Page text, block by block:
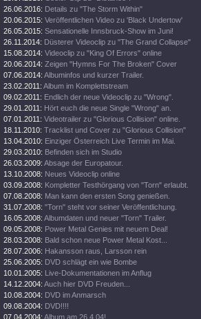
26.06.2016: Details zu "The Storm Within"
20.06.2015: Veröffentlichen Video zu 'Black Undertow'
26.05.2015: Sensationelle Innsbruck-Show im Juni!
26.11.2014: Düsterer Videoclip zu "The Grand Collapse"
15.08.2014: Videoclip zu "King Of Errors" online
20.06.2014: Zeigen "Hymns For The Broken" Cover
07.06.2014: Albuminfos und kurzer Trailer.
23.02.2011: Album im Komplettstream
09.02.2011: Endlich der neue Videoclip zu "Wrong".
29.01.2011: Hört euch die neue Single "Wrong" an.
07.01.2011: Videotrailer zu "Glorious Collision" online.
18.11.2010: Tracklist und Cover zu "Glorious Collision"
13.04.2010: Einziger Österreich Live Termin im Mai.
29.03.2010: Befinden sich im Studio
26.03.2009: Absage der Europatour.
13.10.2008: Neues Videoclip online
03.09.2008: Kompletter Testhörgang von "Torn" erlaubt.
07.08.2008: Man kann den ersten Song genießen.
31.07.2008: "Torn" steht vor seiner Veröffentlichung.
16.05.2008: Albumdaten und neuer "Torn" Trailer.
09.05.2008: Power Metal Genies mit neuem Deal!
28.03.2008: Bald schon neue Power Metal Kost...
28.07.2006: Hakansson raus, Larsson rein
25.06.2005: DVD schlägt ein wie Bombe
10.01.2005: Live-Dokumentationen im Anflug
14.12.2004: Auch hier DVD Freuden...
10.08.2004: DVD im Anmarsch
09.08.2004: DVD!!!!
07.04.2004: Album am 26.4.04!